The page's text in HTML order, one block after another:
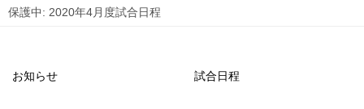
保護中: 2020年4月度試合日程
お知らせ 試合日程